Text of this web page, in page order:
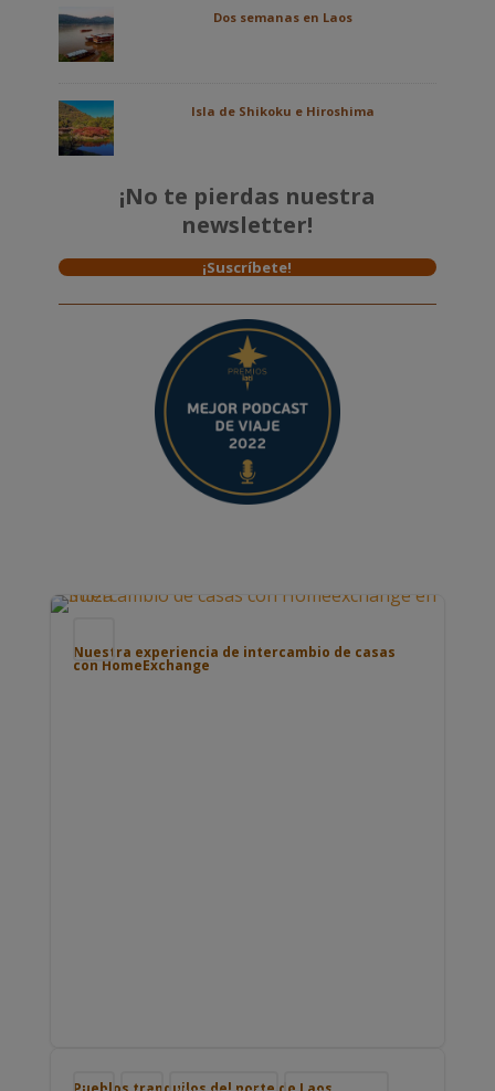
Dos semanas en Laos
Isla de Shikoku e Hiroshima
¡No te pierdas nuestra
newsletter!
¡Suscríbete!
Nuestra experiencia de intercambio de casas
con HomeExchange